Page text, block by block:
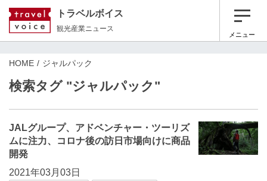
トラベルボイス
観光産業ニュース
メニュー
HOME ジャルパック
検索タグ "ジャルパック"
JALグループ、アドベンチャー・ツーリズ
ムに注力、コロナ後の訪日市場向けに商品
開発
2021年03月03日